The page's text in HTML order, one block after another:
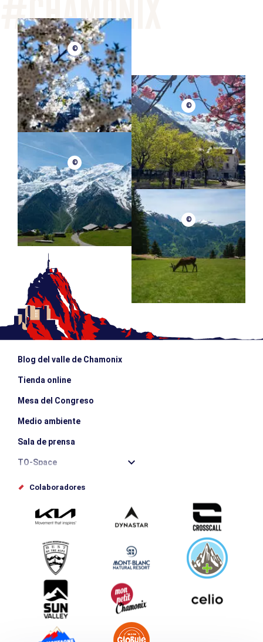
©
©
©
©
Blog del valle de Chamonix
Tienda online
Mesa del Congreso
Medio ambiente
Sala de prensa
TO-Space
Offices de tourisme
Envíe su evento
Service groupes et séminaires
Descargar
Turismo y discapacidad
Colaboradores